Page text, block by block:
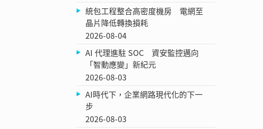
統包工程整合高密度機房 電網至
晶片降低轉換損耗
2026-08-04
AI 代理進駐 SOC 資安監控邁向
「智動應變」新紀元
2026-08-03
AI時代下，企業網路現代化的下一
步
2026-08-03